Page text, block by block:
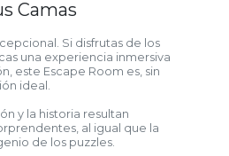
Camas
Si disfrutas de los
una experiencia inmersiva
este Escape Room es, sin
ideal.
y la historia resultan
al igual que la